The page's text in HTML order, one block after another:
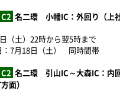
C2 名二環 小幡IC：外回り（上
（土）22時から翌5時まで
：7月18日（土） 同時間帯
C2 名二環 引山IC～大森IC：内
面）